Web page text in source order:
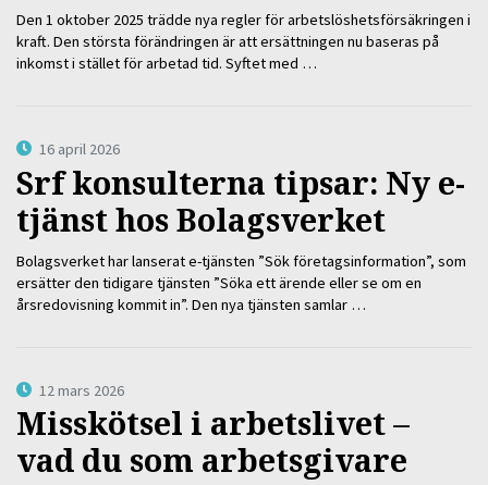
Den 1 oktober 2025 trädde nya regler för arbetslöshetsförsäkringen i
kraft. Den största förändringen är att ersättningen nu baseras på
inkomst i stället för arbetad tid. Syftet med …
16 april 2026
Srf konsulterna tipsar: Ny e-
tjänst hos Bolagsverket
Bolagsverket har lanserat e-tjänsten ”Sök företagsinformation”, som
ersätter den tidigare tjänsten ”Söka ett ärende eller se om en
årsredovisning kommit in”. Den nya tjänsten samlar …
12 mars 2026
Misskötsel i arbetslivet –
vad du som arbetsgivare